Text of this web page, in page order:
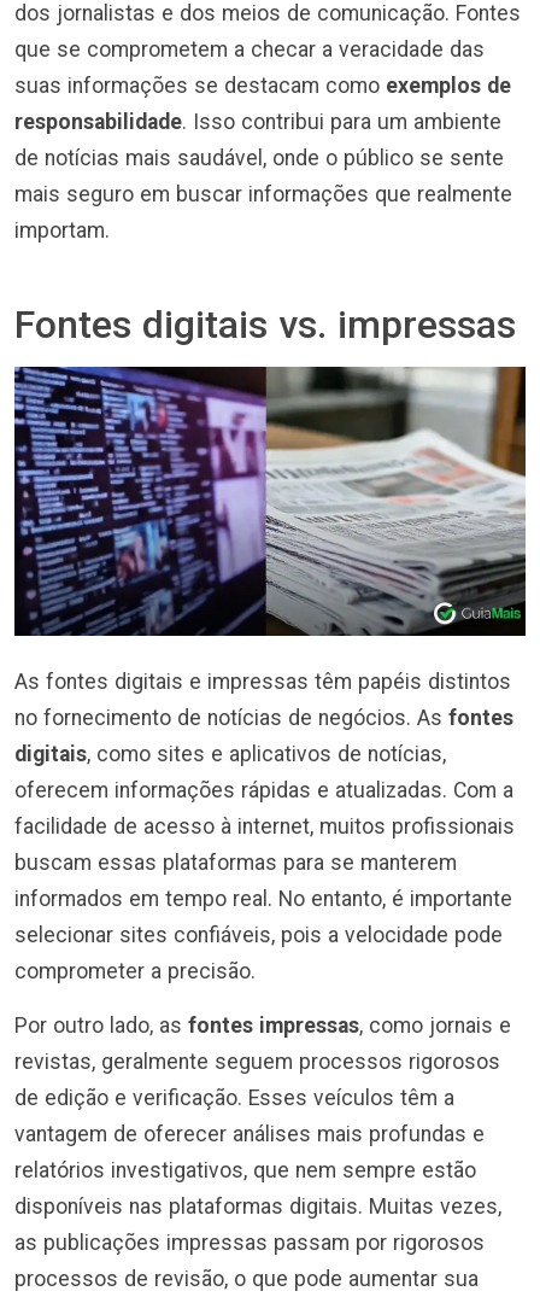
dos jornalistas e dos meios de comunicação. Fontes
que se comprometem a checar a veracidade das
suas informações se destacam como exemplos de
responsabilidade. Isso contribui para um ambiente
de notícias mais saudável, onde o público se sente
mais seguro em buscar informações que realmente
importam.
Fontes digitais vs. impressas
As fontes digitais e impressas têm papéis distintos
no fornecimento de notícias de negócios. As fontes
digitais, como sites e aplicativos de notícias,
oferecem informações rápidas e atualizadas. Com a
facilidade de acesso à internet, muitos profissionais
buscam essas plataformas para se manterem
informados em tempo real. No entanto, é importante
selecionar sites confiáveis, pois a velocidade pode
comprometer a precisão.
Por outro lado, as fontes impressas, como jornais e
revistas, geralmente seguem processos rigorosos
de edição e verificação. Esses veículos têm a
vantagem de oferecer análises mais profundas e
relatórios investigativos, que nem sempre estão
disponíveis nas plataformas digitais. Muitas vezes,
as publicações impressas passam por rigorosos
processos de revisão, o que pode aumentar sua